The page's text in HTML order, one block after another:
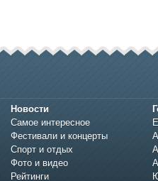
Новости
Самое интересное
Фестивали и концерты
Спорт и отдых
Фото и видео
Рейтинги